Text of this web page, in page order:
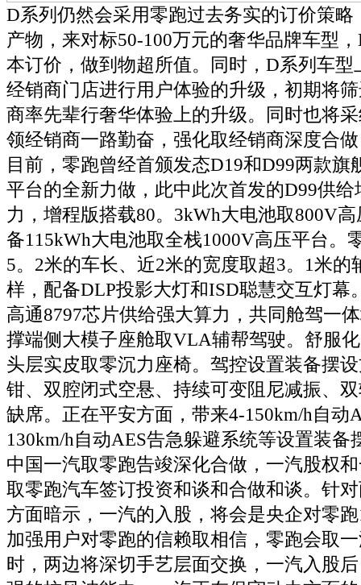
D系列仍然会采用零跑过去务实的订价策略
产物，来对标50-100万元的奢华品牌车型
本订价，做到物超所值。同时，D系列车型
经销商门店进行用户体验的升级，初期将
商率先辈行奢华体验上的升级。同时也将
领经销商一路勤奋，强化取经销商深度合
目前，零跑曾经首颁发态D19和D99两款旗
平台的全新力做，此中此次首发的D99供
力，增程版搭载80。3kWh大电池取800V
备115kWh大电池取全栈1000V高压平台。
5。2米的车长、近2米的宽度取超3。1米的
样，配备DLP投影大灯和ISD聪慧交互灯幕
高通8797芯片供给强大算力，共同舱驾一
撑端侧大模子座舱取VLA辅帮驾驶。舒服
头层实皮取零沉力座椅。驾控设置装备摆
钳、双腔闭式空悬、持续可变阻尼减振、
缺席。正在平安方面，带来4-150km/h自动
130km/h自动AES告急躲避系统等设置装备
中国一汽取零跑告竣深化合做，一汽股权
取零跑汽车签订投资和谈和合做和谈。针
方面暗示，一汽的入股，将会是央企对零
加强用户对零跑的信赖取相信，零跑会取
时，两边将深切手艺层面交换，一汽入股